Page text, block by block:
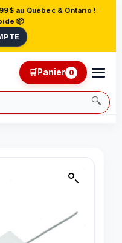
au Québec & Ontario !
📦
🔍
🛒Panier 0